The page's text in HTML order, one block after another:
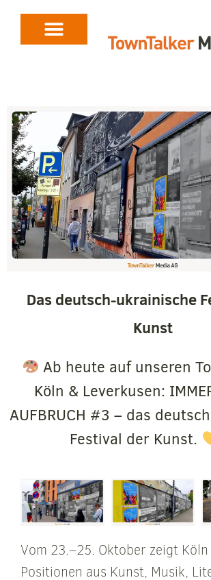
Das deutsch-ukrainische
Kunst
Ab heute auf unseren
Köln & Leverkusen:
AUFBRUCH #3 – das
Festival der Kunst.
Vom 23.–25. Oktober zeigt
Positionen aus Kunst, Musik,